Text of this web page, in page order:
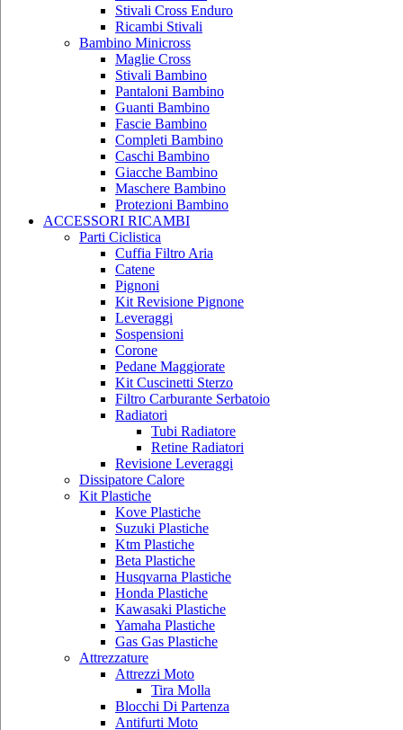
Stivali Cross Enduro
Ricambi Stivali
Bambino Minicross
Maglie Cross
Stivali Bambino
Pantaloni Bambino
Guanti Bambino
Fascie Bambino
Completi Bambino
Caschi Bambino
Giacche Bambino
Maschere Bambino
Protezioni Bambino
ACCESSORI RICAMBI
Parti Ciclistica
Cuffia Filtro Aria
Catene
Pignoni
Kit Revisione Pignone
Leveraggi
Sospensioni
Corone
Pedane Maggiorate
Kit Cuscinetti Sterzo
Filtro Carburante Serbatoio
Radiatori
Tubi Radiatore
Retine Radiatori
Revisione Leveraggi
Dissipatore Calore
Kit Plastiche
Kove Plastiche
Suzuki Plastiche
Ktm Plastiche
Beta Plastiche
Husqvarna Plastiche
Honda Plastiche
Kawasaki Plastiche
Yamaha Plastiche
Gas Gas Plastiche
Attrezzature
Attrezzi Moto
Tira Molla
Blocchi Di Partenza
Antifurti Moto